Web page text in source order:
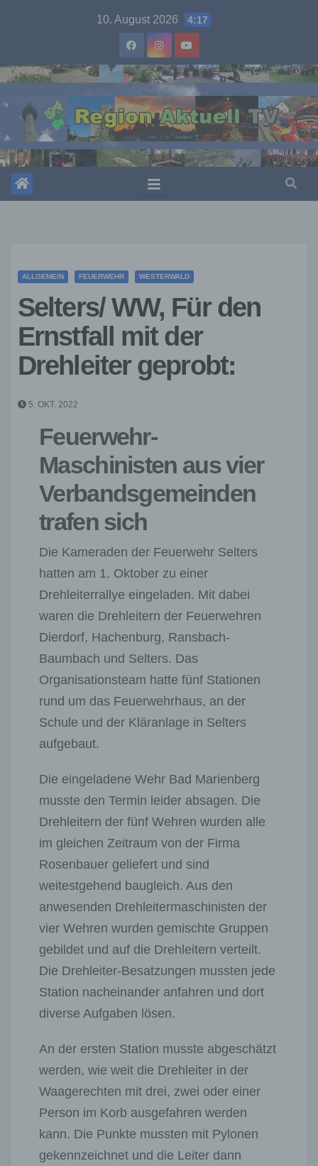
10. August 2026 4:17
ALLGEMEIN FEUERWEHR WESTERWALD
Selters/ WW, Für den
Ernstfall mit der
Drehleiter geprobt:
5. OKT. 2022
Feuerwehr-
Maschinisten aus vier
Verbandsgemeinden
trafen sich
Die Kameraden der Feuerwehr Selters
hatten am 1. Oktober zu einer
Drehleiterrallye eingeladen. Mit dabei
waren die Drehleitern der Feuerwehren
Dierdorf, Hachenburg, Ransbach-
Baumbach und Selters. Das
Organisationsteam hatte fünf Stationen
rund um das Feuerwehrhaus, an der
Schule und der Kläranlage in Selters
aufgebaut.
Die eingeladene Wehr Bad Marienberg
musste den Termin leider absagen. Die
Drehleitern der fünf Wehren wurden alle
im gleichen Zeitraum von der Firma
Rosenbauer geliefert und sind
weitestgehend baugleich. Aus den
anwesenden Drehleitermaschinisten der
vier Wehren wurden gemischte Gruppen
gebildet und auf die Drehleitern verteilt.
Die Drehleiter-Besatzungen mussten jede
Station nacheinander anfahren und dort
diverse Aufgaben lösen.
An der ersten Station musste abgeschätzt
werden, wie weit die Drehleiter in der
Waagerechten mit drei, zwei oder einer
Person im Korb ausgefahren werden
kann. Die Punkte mussten mit Pylonen
gekennzeichnet und die Leiter dann